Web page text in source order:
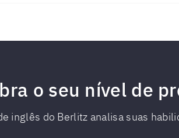
o seu nível de
inglês do Berlitz analisa suas